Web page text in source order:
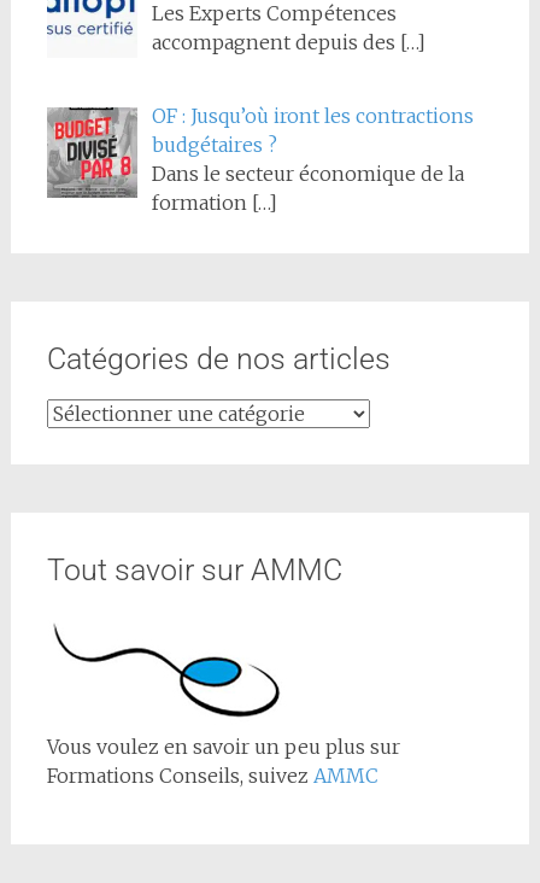
Les Experts Compétences
accompagnent depuis des […]
OF : Jusqu’où iront les contractions
budgétaires ?
Dans le secteur économique de la
formation […]
Catégories de nos articles
Tout savoir sur AMMC
Vous voulez en savoir un peu plus sur
Formations Conseils, suivez AMMC